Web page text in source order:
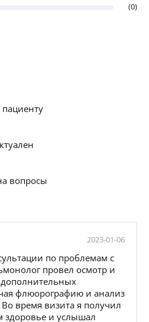
(0)
вопросы
2023-01-06
по проблемам с
провел осмотр и
флюорографию и анализ
время визита я получил
и услышал